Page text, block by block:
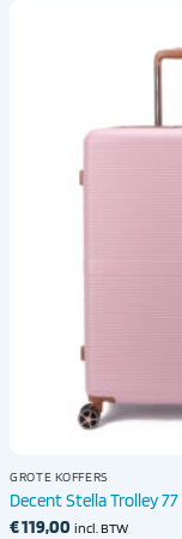
GROTE KOFFERS
Decent Stella Trolley
€119,00 incl. BTW